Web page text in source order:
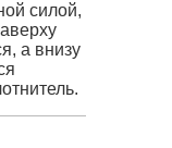
силой,
а внизу